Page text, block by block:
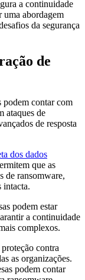
a continuidade
uma abordagem
da segurança
de
podem contar com
ataques de
de resposta
dos dados
que as
de ransomware,
intacta.
podem estar
a continuidade
complexos.
contra
as organizações.
podem contar